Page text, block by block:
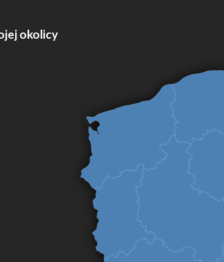
okolicy